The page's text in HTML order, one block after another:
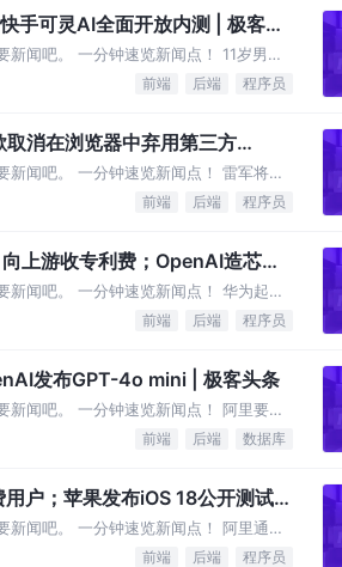
手可灵AI全面开放内测 | 极客头
闻吧。 一分钟速览新闻点！ 11岁男孩
前端 后端 程序员
消在浏览器中弃用第三方
闻吧。 一分钟速览新闻点！ 雷军将举
前端 后端 程序员
上游收专利费；OpenAI造芯计
闻吧。 一分钟速览新闻点！ 华为起诉
前端 后端 程序员
发布GPT-4o mini | 极客头条
闻吧。 一分钟速览新闻点！ 阿里要求
前端 后端 数据库
户；苹果发布iOS 18公开测试
闻吧。 一分钟速览新闻点！ 阿里通义
前端 后端 程序员